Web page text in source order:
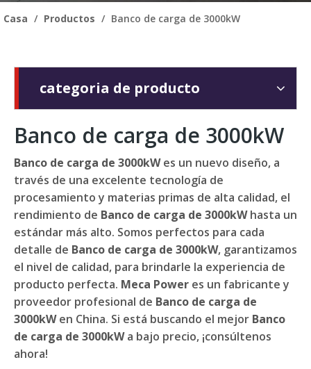
Casa / Productos / Banco de carga de 3000kW
categoria de producto
Banco de carga de 3000kW
Banco de carga de 3000kWes un nuevo diseño, a
través de una excelente tecnología de
procesamiento y materias primas de alta calidad, el
rendimiento de Banco de carga de 3000kWhasta un
estándar más alto. Somos perfectos para cada
detalle de Banco de carga de 3000kW, garantizamos
el nivel de calidad, para brindarle la experiencia de
producto perfecta. Meca Power es un fabricante y
proveedor profesional de Banco de carga de
3000kWen China. Si está buscando el mejor Banco
de carga de 3000kWa bajo precio, ¡consúltenos
ahora!